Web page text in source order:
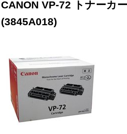
CANON VP-72 トナーカ
(3845A018)